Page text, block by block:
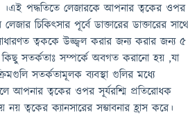
পদ্ধতিতে লেজারকে আপনার ত্বকের ওপর
চিকিৎসার পূর্বে ডাক্তারের ডাক্তারের
ত্বককে উজ্জ্বল করার জন্য করার জন্য ৫
সতর্কতাঃ সম্পর্কে অবগত করানো হয় ,যা
সতর্কতামূলক ব্যবস্থা গুলির মধ্যে
আপনার ত্বকের ওপর সূর্যরশ্মি প্রতিরোধক
ত্বকের ক্যানসারের সম্ভাবনার হ্রাস করে।